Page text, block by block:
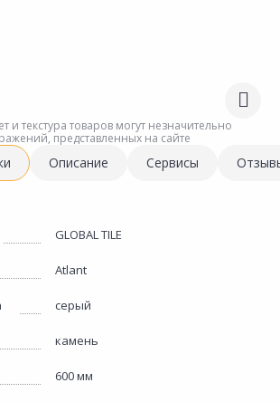
и текстура товаров могут незначительно
представленных на сайте
Описание Сервисы
GLOBAL TILE
Atlant
серый
камень
600 мм